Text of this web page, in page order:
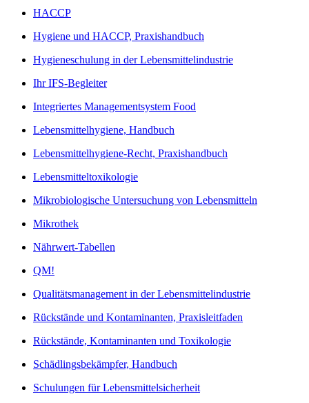
HACCP
Hygiene und HACCP, Praxishandbuch
Hygieneschulung in der Lebensmittelindustrie
Ihr IFS-Begleiter
Integriertes Managementsystem Food
Lebensmittelhygiene, Handbuch
Lebensmittelhygiene-Recht, Praxishandbuch
Lebensmitteltoxikologie
Mikrobiologische Untersuchung von Lebensmitteln
Mikrothek
Nährwert-Tabellen
QM!
Qualitätsmanagement in der Lebensmittelindustrie
Rückstände und Kontaminanten, Praxisleitfaden
Rückstände, Kontaminanten und Toxikologie
Schädlingsbekämpfer, Handbuch
Schulungen für Lebensmittelsicherheit